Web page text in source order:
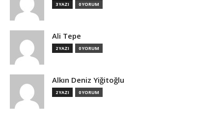
3 YAZI 0 YORUM
Ali Tepe
2 YAZI 0 YORUM
Alkın Deniz Yiğitoğlu
2 YAZI 0 YORUM